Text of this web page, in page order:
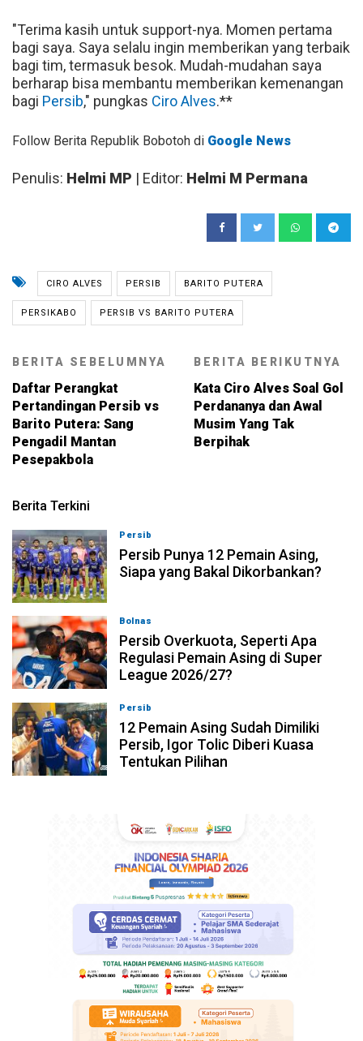
"Terima kasih untuk support-nya. Momen pertama
bagi saya. Saya selalu ingin memberikan yang terbaik
bagi tim, termasuk besok. Mudah-mudahan saya
berharap bisa membantu memberikan kemenangan
bagi Persib," pungkas Ciro Alves.**
Follow Berita Republik Bobotoh di Google News
Penulis: Helmi MP | Editor: Helmi M Permana
CIRO ALVES PERSIB BARITO PUTERA
PERSIKABO PERSIB VS BARITO PUTERA
BERITA SEBELUMNYA
Daftar Perangkat
Pertandingan Persib vs
Barito Putera: Sang
Pengadil Mantan
Pesepakbola
BERITA BERIKUTNYA
Kata Ciro Alves Soal Gol
Perdananya dan Awal
Musim Yang Tak
Berpihak
Berita Terkini
Persib
Persib Punya 12 Pemain Asing,
Siapa yang Bakal Dikorbankan?
Bolnas
Persib Overkuota, Seperti Apa
Regulasi Pemain Asing di Super
League 2026/27?
Persib
12 Pemain Asing Sudah Dimiliki
Persib, Igor Tolic Diberi Kuasa
Tentukan Pilihan